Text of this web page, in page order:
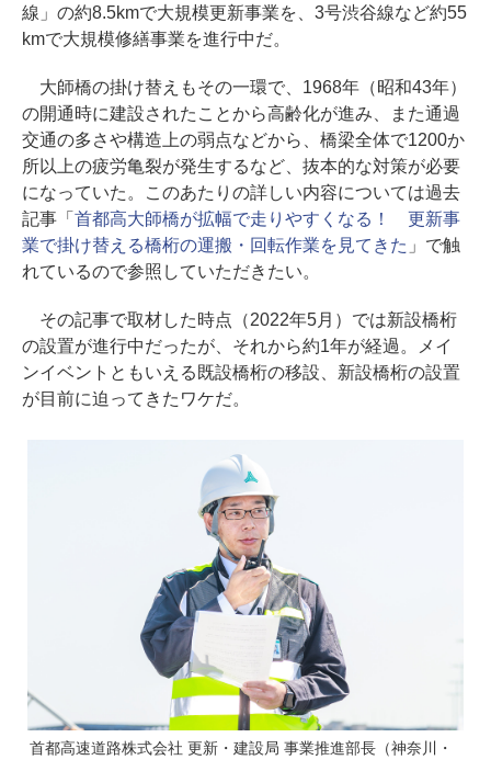
線」の約8.5kmで大規模更新事業を、3号渋谷線など約55
kmで大規模修繕事業を進行中だ。
大師橋の掛け替えもその一環で、1968年（昭和43年）
の開通時に建設されたことから高齢化が進み、また通過
交通の多さや構造上の弱点などから、橋梁全体で1200か
所以上の疲労亀裂が発生するなど、抜本的な対策が必要
になっていた。このあたりの詳しい内容については過去
記事「 首都高大師橋が拡幅で走りやすくなる！ 更新事
業で掛け替える橋桁の運搬・回転作業を見てきた 」で触
れているので参照していただきたい。
その記事で取材した時点（2022年5月）では新設橋桁
の設置が進行中だったが、それから約1年が経過。メイ
ンイベントともいえる既設橋桁の移設、新設橋桁の設置
が目前に迫ってきたワケだ。
首都高速道路株式会社 更新・建設局 事業推進部長（神奈川・